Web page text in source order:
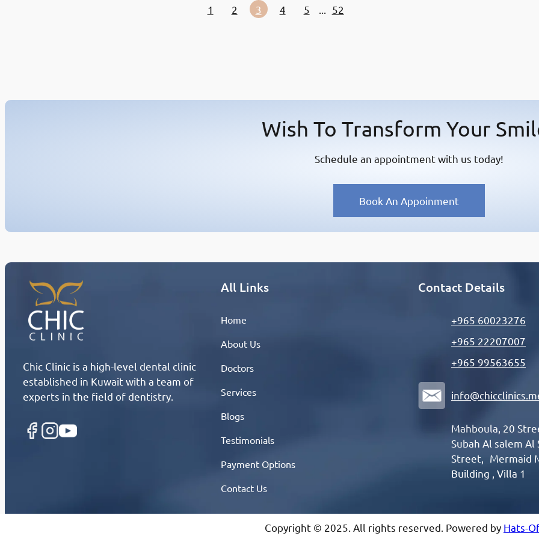
dental implants and dental prostheses. While
personalized orthodontic solutions. Whether
1 2 3 4 5 52
Wish To Transform Your
Schedule an appointment with us today!
Book An Appoinment
Chic Clinic is a high-level dental clinic
established in Kuwait with a team of
experts in the field of dentistry.
All Links
Home
About Us
Doctors
Services
Blogs
Testimonials
Payment Options
Contact Us
Contact Details
+965 60023276
+965 22207007
+965 99563655
Mahboula, 20
Subah Al salem Al
Street, Mermaid
Building , Villa 1
Copyright © 2025. All rights reserved. Powered by Hats-